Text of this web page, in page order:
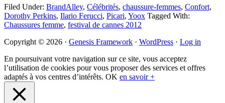
Filed Under: BrandAlley, Célébrités, chaussure-femmes, Confort,
Dorothy Perkins, Ilario Ferucci, Picari, Yoox Tagged With:
Chaussures femme, festival de cannes 2012
Primary
Sidebar
Copyright © 2026 · Genesis Framework · WordPress · Log in
En poursuivant votre navigation sur ce site, vous acceptez
l’utilisation de cookies pour vous proposer des services et offres
adaptés à vos centres d’intérêts. OK en savoir +